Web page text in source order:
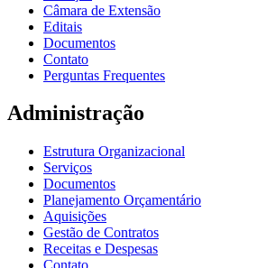
Câmara de Extensão
Editais
Documentos
Contato
Perguntas Frequentes
Administração
Estrutura Organizacional
Serviços
Documentos
Planejamento Orçamentário
Aquisições
Gestão de Contratos
Receitas e Despesas